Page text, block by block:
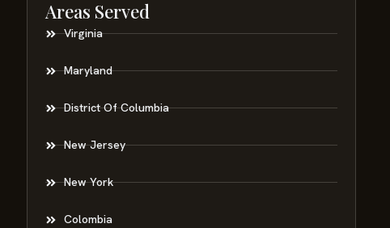
Areas Served
Virginia
Maryland
District Of Columbia
New Jersey
New York
Colombia